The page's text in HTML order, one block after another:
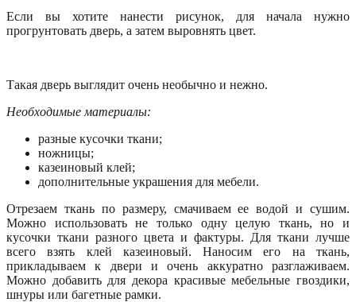
Если вы хотите нанести рисунок, для начала нужно
прогрунтовать дверь, а затем выровнять цвет.
Такая дверь выглядит очень необычно и нежно.
Необходимые материалы:
разные кусочки ткани;
ножницы;
казеиновый клей;
дополнительные украшения для мебели.
Отрезаем ткань по размеру, смачиваем ее водой и сушим.
Можно использовать не только одну целую ткань, но и
кусочки ткани разного цвета и фактуры. Для ткани лучше
всего взять клей казеиновый. Наносим его на ткань,
прикладываем к двери и очень аккуратно разглаживаем.
Можно добавить для декора красивые мебельные гвоздики,
шнуры или багетные рамки.